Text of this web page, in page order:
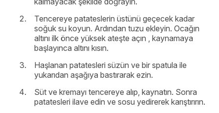
Tencereye patateslerin üstünü geçecek kadar
soğuk su koyun. Ardından tuzu ekleyin. Ocağın
altını ilk önce yüksek ateşte açın , kaynamaya
başlayınca altını kısın.
Haşlanan patatesleri süzün ve bir spatula ile
yukarıdan aşağıya bastırarak ezin.
Süt ve kremayı tencereye alıp, kaynatın. Sonra
patatesleri ilave edin ve sosu yedirerek karıştırırın.